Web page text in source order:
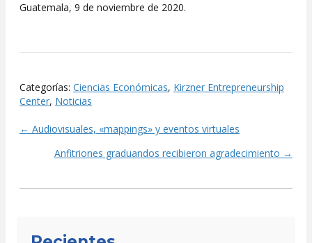
Guatemala, 9 de noviembre de 2020.
Categorías: Ciencias Económicas, Kirzner Entrepreneurship
Center, Noticias
Posts
navigation
← Audiovisuales, «mappings» y eventos virtuales
Anfitriones graduandos recibieron agradecimiento →